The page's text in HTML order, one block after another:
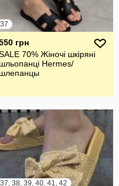
37
грн
70% Жіночі шкіряні
шльопанці Hermes/
шлепанцы
37, 38, 39, 40, 41, 42